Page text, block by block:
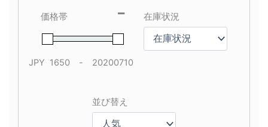
茶
茶色 (193)
赤 (402)
青 (720)
価格帯
JPY Minimum Price
- Maximum Price
在庫状況
並び替え
Sort Products